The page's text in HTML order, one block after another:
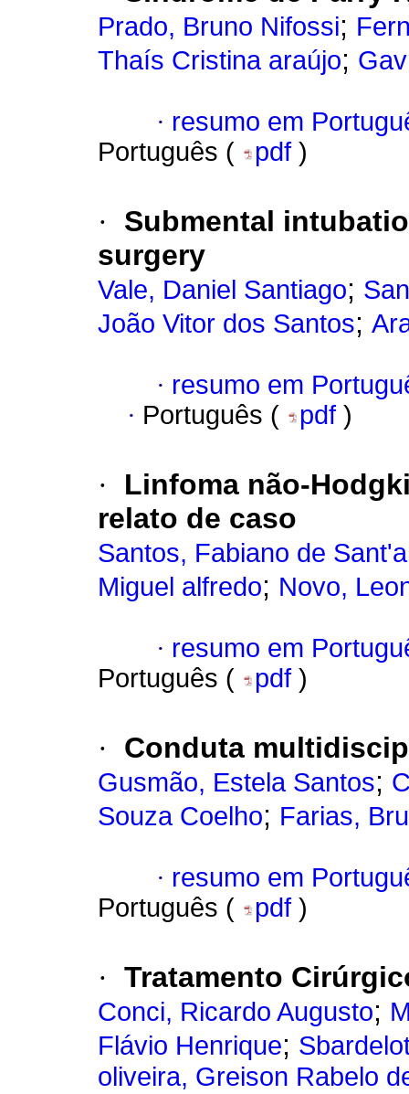
Prado, Bruno Nifossi;
Thaís Cristina araújo;
· resumo em
Português (
pdf )
·
Submental
surgery
Vale, Daniel Santiago;
João Vitor dos Santos;
· resumo em
· Português ( pdf )
·
Linfoma não-
relato de caso
Santos, Fabiano de
Miguel alfredo; Novo,
· resumo em
Português (
pdf )
· Conduta
Gusmão, Estela Santos;
Souza Coelho; Farias,
· resumo em
Português (
pdf )
· Tratamento
Conci, Ricardo Augusto;
Flávio Henrique;
oliveira, Greison Rabelo